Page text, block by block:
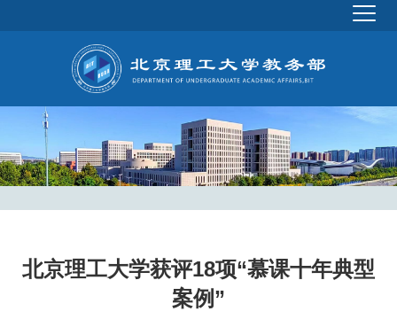
北京理工大学获评18项“慕课十年典型
案例”